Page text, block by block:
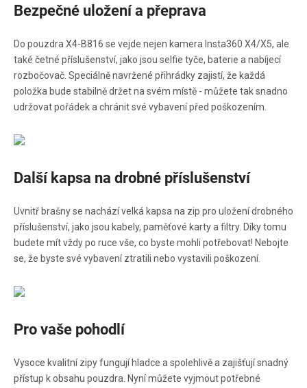
Bezpečné uložení a přeprava
Do pouzdra X4-B816 se vejde nejen kamera Insta360 X4/X5, ale
také četné příslušenství, jako jsou selfie tyče, baterie a nabíjecí
rozbočovač. Speciálně navržené přihrádky zajistí, že každá
položka bude stabilně držet na svém místě - můžete tak snadno
udržovat pořádek a chránit své vybavení před poškozením.
Další kapsa na drobné příslušenství
Uvnitř brašny se nachází velká kapsa na zip pro uložení drobného
příslušenství, jako jsou kabely, paměťové karty a filtry. Díky tomu
budete mít vždy po ruce vše, co byste mohli potřebovat! Nebojte
se, že byste své vybavení ztratili nebo vystavili poškození.
Pro vaše pohodlí
Vysoce kvalitní zipy fungují hladce a spolehlivě a zajišťují snadný
přístup k obsahu pouzdra. Nyní můžete vyjmout potřebné